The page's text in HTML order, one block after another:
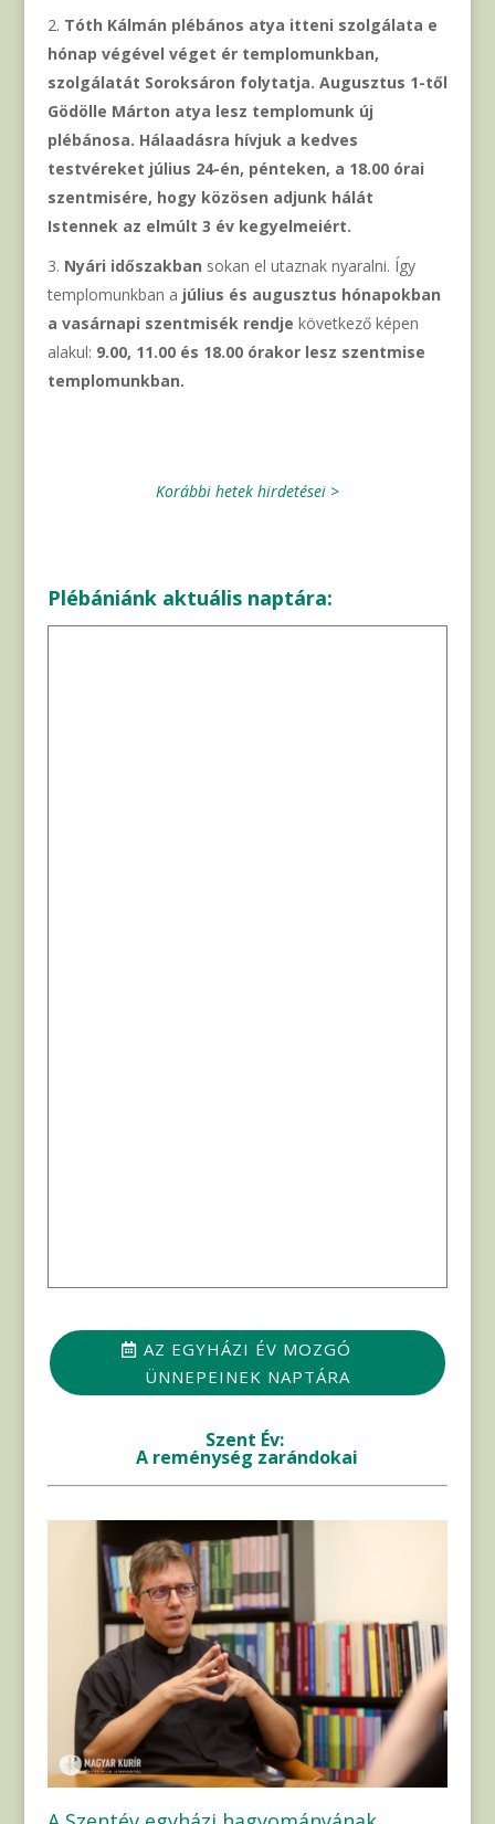
Tóth Kálmán plébános atya itteni szolgálata e
hónap végével véget ér templomunkban,
szolgálatát Soroksáron folytatja. Augusztus 1-től
Gödölle Márton atya lesz templomunk új
plébánosa. Hálaadásra hívjuk a kedves
testvéreket július 24-én, pénteken, a 18.00 órai
szentmisére, hogy közösen adjunk hálát
Istennek az elmúlt 3 év kegyelmeiért.
Nyári időszakban sokan el utaznak nyaralni. Így
templomunkban a július és augusztus hónapokban
a vasárnapi szentmisék rendje következő képen
alakul: 9.00, 11.00 és 18.00 órakor lesz szentmise
templomunkban.
Korábbi hetek hirdetései >
Plébániánk aktuális naptára:
AZ EGYHÁZI ÉV MOZGÓ
ÜNNEPEINEK NAPTÁRA
Szent Év:
A reménység zarándokai